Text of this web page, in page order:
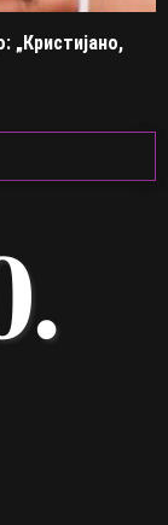
„Кристијано,